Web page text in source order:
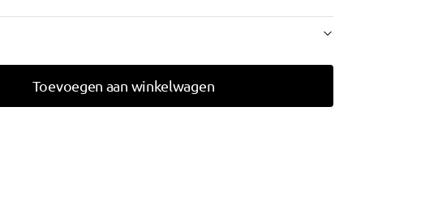
Toevoegen aan winkelwagen